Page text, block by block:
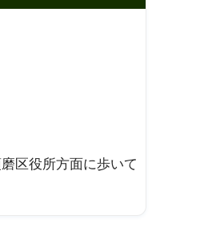
区役所方面に歩いて